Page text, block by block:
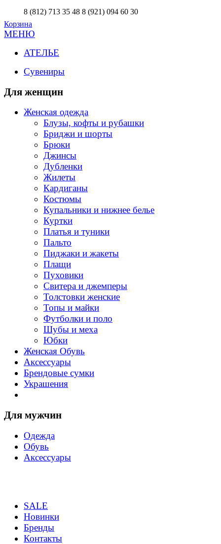
8 (812) 713 35 48 8 (921) 094 60 30
Корзина
МЕНЮ
АТЕЛЬЕ
Сувениры
Для женщин
Женская одежда
Блузы, кофты и рубашки
Бриджи и шорты
Брюки
Джинсы
Дубленки
Жилеты
Кардиганы
Костюмы
Купальники и нижнее белье
Куртки
Платья и туники
Пальто
Пиджаки и жакеты
Плащи
Пуховики
Свитера и джемперы
Толстовки женские
Топы и майки
Футболки и поло
Шубы и меха
Юбки
Женская Обувь
Аксессуары
Брендовые сумки
Украшения
Для мужчин
Одежда
Обувь
Аксессуары
SALE
Новинки
Бренды
Контакты